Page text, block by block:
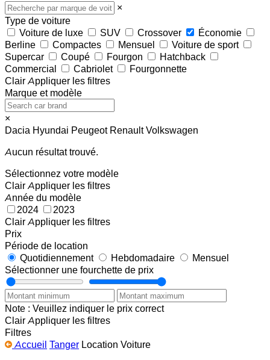
×
Type de voiture
Voiture de luxe
SUV Crossover
Économie
Berline
Compactes Mensuel
Voiture de sport
Supercar
Coupé Fourgon
Hatchback
Commercial
Cabriolet
Fourgonnette
Clair Appliquer les filtres
Marque et modèle
×
Dacia Hyundai Peugeot RenaultVolkswagen
Aucun résultat trouvé.
Sélectionnez votre modèle
Clair Appliquer les filtres
Année du modèle
2024
2023
Clair Appliquer les filtres
Prix
Période de location
Quotidiennement
Hebdomadaire
Mensuel
Sélectionner une fourchette de prix
Note : Veuillez indiquer le prix correct
Clair Appliquer les filtres
Filtres
Accueil Tanger Location Voiture